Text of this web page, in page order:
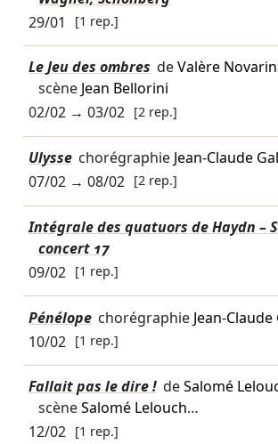
29/01
[1 rep.]
Le Jeu des ombres deValère
scène Jean Bellorini
02/02→ 03/02 [2 rep.]
Ulysse chorégraphie Jean-Claude
07/02→ 08/02 [2 rep.]
Intégrale des quatuors de Haydn –
concert 17
09/02 [1 rep.]
Pénélope chorégraphie Jean-
10/02 [1 rep.]
Fallait pas le dire ! deSalomé
scèneSalomé Lelouch…
12/02 [1 rep.]